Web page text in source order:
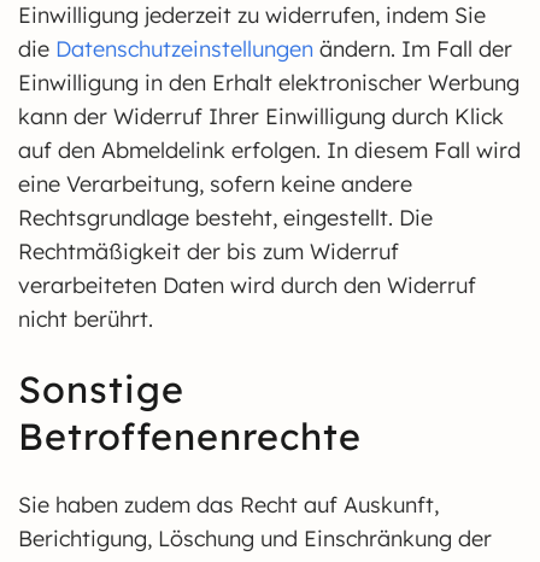
Einwilligung jederzeit zu widerrufen, indem Sie
die Datenschutzeinstellungen ändern. Im Fall der
Einwilligung in den Erhalt elektronischer Werbung
kann der Widerruf Ihrer Einwilligung durch Klick
auf den Abmeldelink erfolgen. In diesem Fall wird
eine Verarbeitung, sofern keine andere
Rechtsgrundlage besteht, eingestellt. Die
Rechtmäßigkeit der bis zum Widerruf
verarbeiteten Daten wird durch den Widerruf
nicht berührt.
Sonstige
Betroffenenrechte
Sie haben zudem das Recht auf Auskunft,
Berichtigung, Löschung und Einschränkung der